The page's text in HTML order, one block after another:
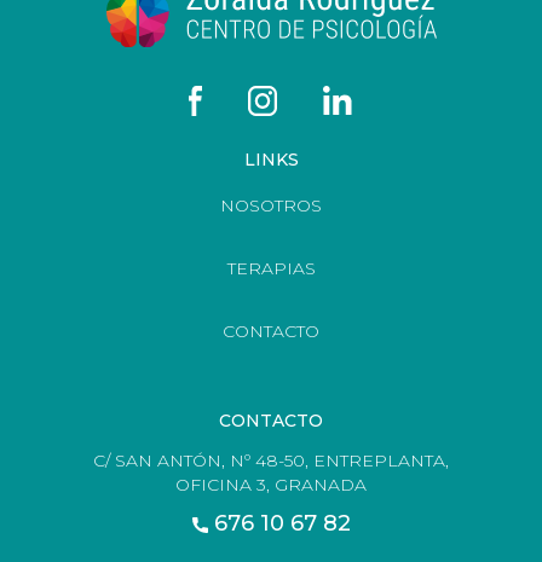
LINKS
NOSOTROS
TERAPIAS
CONTACTO
CONTACTO
C/ SAN ANTÓN, Nº 48-50, ENTREPLANTA,
OFICINA 3, GRANADA
676 10 67 82